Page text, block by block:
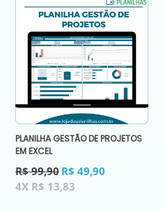
PLANILHA GESTÃO DE PROJETOS
EM EXCEL
Preço
normal
R$ 99,90 R$ 49,90
4X R$ 13,83